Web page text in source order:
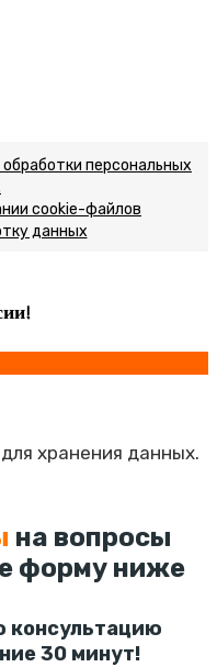
персональных
cookie-файлов
данных
хранения данных.
на вопросы
форму ниже
консультацию
30 минут!